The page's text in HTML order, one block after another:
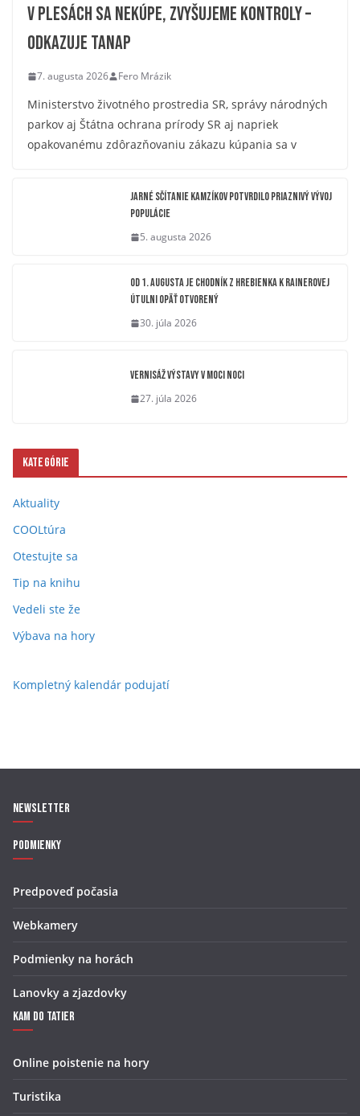
V plesách sa nekúpe, zvyšujeme kontroly –
odkazuje TANAP
7. augusta 2026 Fero Mrázik
Ministerstvo životného prostredia SR, správy národných
parkov aj Štátna ochrana prírody SR aj napriek
opakovanému zdôrazňovaniu zákazu kúpania sa v
Jarné sčítanie kamzíkov potvrdilo priaznivý vývoj
populácie
5. augusta 2026
OD 1. AUGUSTA JE CHODNÍK Z HREBIENKA K RAINEROVEJ
ÚTULNI OPÄŤ OTVORENÝ
30. júla 2026
Vernisáž výstavy V moci noci
27. júla 2026
Kategórie
Aktuality
COOLtúra
Otestujte sa
Tip na knihu
Vedeli ste že
Výbava na hory
Kompletný kalendár podujatí
Newsletter
Podmienky
Predpoveď počasia
Webkamery
Podmienky na horách
Lanovky a zjazdovky
Kam do Tatier
Online poistenie na hory
Turistika